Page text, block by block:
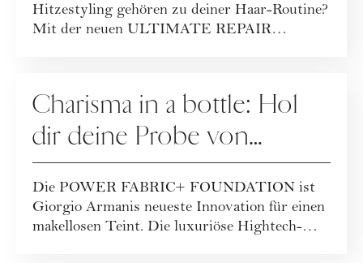
Hitzestyling gehören zu deiner Haar-Routine?
Mit der neuen ULTIMATE REPAIR
Charisma in a bottle: Hol
dir deine Probe von
Giorgio Armanis neuer
Hightech-Foundation!
Die POWER FABRIC+ FOUNDATION ist
Giorgio Armanis neueste Innovation für einen
makellosen Teint. Die luxuriöse Hightech-